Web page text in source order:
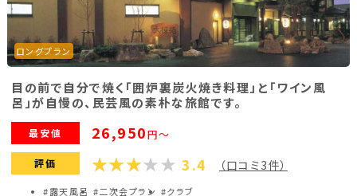
ロングプラン
目の前で自分で焼く「囲炉裏炭火焼き料理」と「ワイン風
呂」が自慢の、民芸風の素朴な旅館です。
最安値 26,950円～
評価 3.4 （口コミ3件）
#露天風呂 #二次会プラン #クラブ